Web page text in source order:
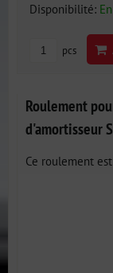
Disponibilité:
pcs
Roulement
d'amortisseur
Ce roulement